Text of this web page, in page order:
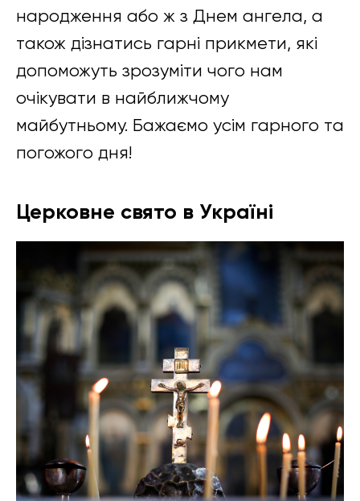
народження або ж з Днем ангела, а
також дізнатись гарні прикмети, які
допоможуть зрозуміти чого нам
очікувати в найближчому
майбутньому. Бажаємо усім гарного та
погожого дня!
Церковне свято в Україні